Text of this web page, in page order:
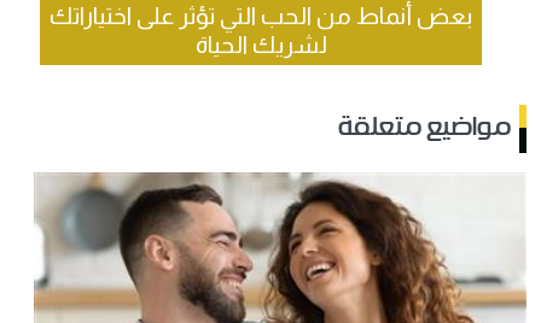
بعض أنماط من الحب التي تؤثر على اختياراتك
لشريك الحياة
مواضيع متعلقة